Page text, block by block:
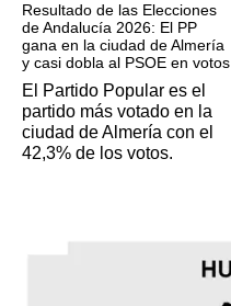
Resultado de las Elecciones
de Andalucía 2026: El PP
gana en la ciudad de Almería
y casi dobla al PSOE en votos
El Partido Popular es el
partido más votado en la
ciudad de Almería con el
42,3% de los votos.